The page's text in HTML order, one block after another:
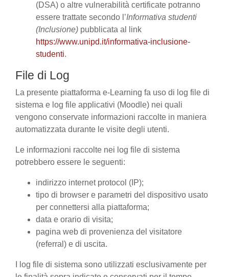
(DSA) o altre vulnerabilità certificate potranno
essere trattate secondo l’Informativa studenti
(Inclusione) pubblicata al link
https://www.unipd.it/informativa-inclusione-
studenti.
File di Log
La presente piattaforma e-Learning fa uso di log file di
sistema e log file applicativi (Moodle) nei quali
vengono conservate informazioni raccolte in maniera
automatizzata durante le visite degli utenti.
Le informazioni raccolte nei log file di sistema
potrebbero essere le seguenti:
indirizzo internet protocol (IP);
tipo di browser e parametri del dispositivo usato
per connettersi alla piattaforma;
data e orario di visita;
pagina web di provenienza del visitatore
(referral) e di uscita.
I log file di sistema sono utilizzati esclusivamente per